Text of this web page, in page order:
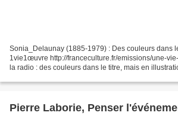
Sonia_Delaunay (1885-1979) : Des couleurs dans
1vie1œuvre http://franceculture.fr/emissions/une-
la radio : des couleurs dans le titre, mais en
Pierre Laborie, Penser